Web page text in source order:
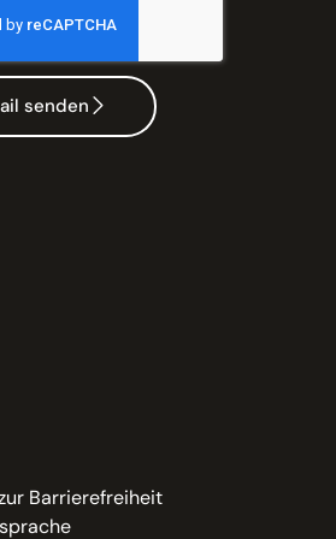
senden
Barrierefreiheit